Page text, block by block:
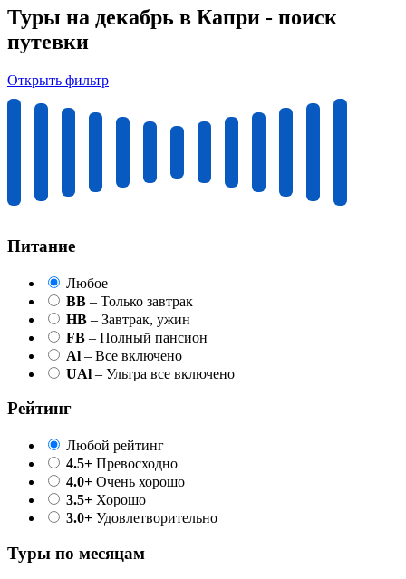
Туры на декабрь в Капри - поиск
путевки
Открыть фильтр
Питание
Любое
BB – Только завтрак
HB – Завтрак, ужин
FB – Полный пансион
Al – Все включено
UAl – Ультра все включено
Рейтинг
Любой рейтинг
4.5+ Превосходно
4.0+ Очень хорошо
3.5+ Хорошо
3.0+ Удовлетворительно
Туры по месяцам